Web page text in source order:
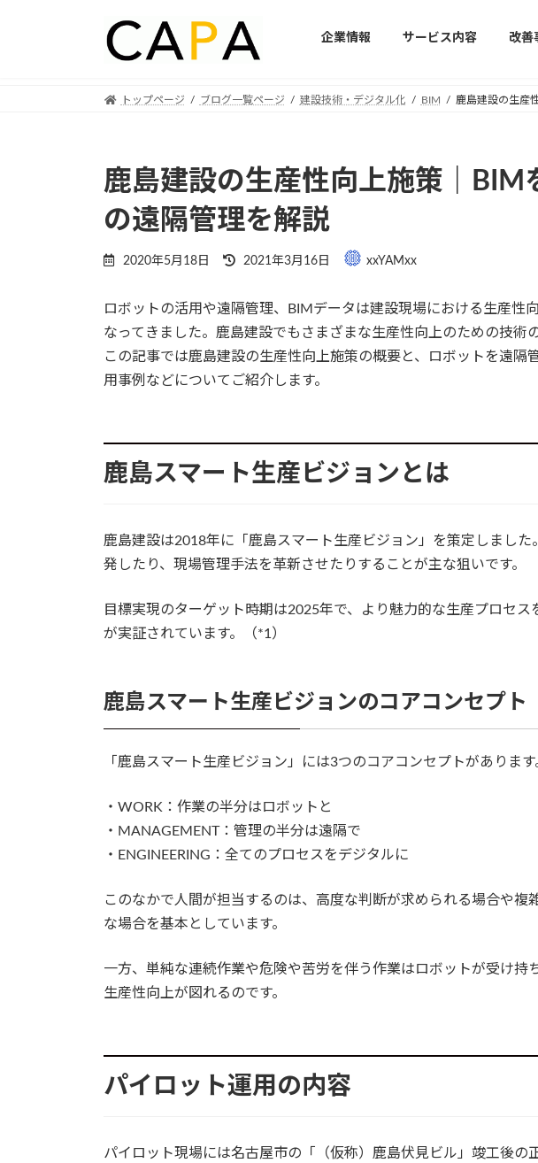
企業情報 サービス内容 改善
トップページ ブログ一覧ページ 建設技術・デジタル化 BIM 鹿島建設の生産
鹿島建設の生産性向上施策｜BIM
の遠隔管理を解説
2020年5月18日
Last
updated
2021年3月16日 xxYAMxx
ロボットの活用や遠隔管理、BIMデータは建設現場における生産性
なってきました。鹿島建設でもさまざまな生産性向上のための技術
この記事では鹿島建設の生産性向上施策の概要と、ロボットを遠隔
用事例などについてご紹介します。
鹿島スマート生産ビジョンとは
鹿島建設は2018年に「鹿島スマート生産ビジョン」を策定しました
発したり、現場管理手法を革新させたりすることが主な狙いです。
目標実現のターゲット時期は2025年で、より魅力的な生産プロセ
が実証されています。（*1）
鹿島スマート生産ビジョンのコアコンセプト
「鹿島スマート生産ビジョン」には3つのコアコンセプトがあります
・WORK：作業の半分はロボットと
・MANAGEMENT：管理の半分は遠隔で
・ENGINEERING：全てのプロセスをデジタルに
このなかで人間が担当するのは、高度な判断が求められる場合や複
な場合を基本としています。
一方、単純な連続作業や危険や苦労を伴う作業はロボットが受け持
生産性向上が図れるのです。
パイロット運用の内容
パイロット現場には名古屋市の「（仮称）鹿島伏見ビル」竣工後の